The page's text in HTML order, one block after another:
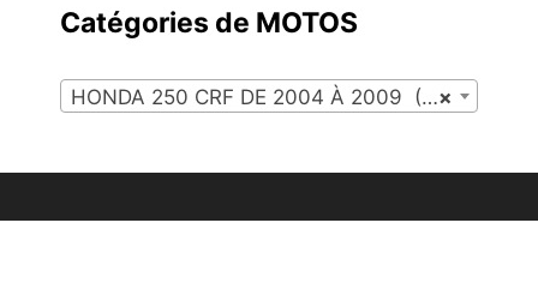
Catégories de MOTOS
×
HONDA 250 CRF DE 2004 À 2009 (116)